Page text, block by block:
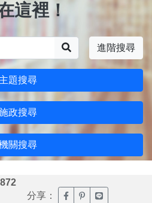
這裡！
進階搜尋
主題搜尋
政搜尋
關搜尋
分享： 臉書分享(另開新視窗)
噗浪分享(另開新
Line分享(另